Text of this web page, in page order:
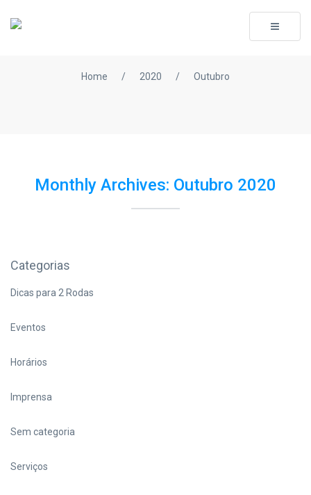
Toggle
Home / 2020 / Outubro
Monthly Archives: Outubro 2020
Categorias
Dicas para 2 Rodas
Eventos
Horários
Imprensa
Sem categoria
Serviços